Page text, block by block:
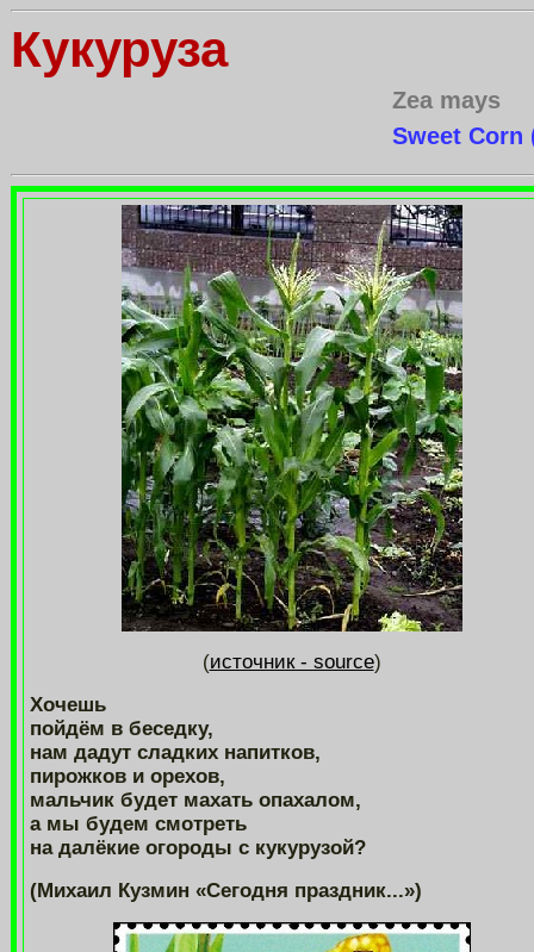
Кукуруза
Zea mays
Sweet Corn
(источник - source)
Хочешь
пойдём в беседку,
нам дадут сладких напитков,
пирожков и орехов,
мальчик будет махать опахалом,
а мы будем смотреть
на далёкие огороды с кукурузой?
(Михаил Кузмин «Сегодня праздник...»)